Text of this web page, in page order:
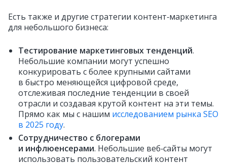
Есть также и другие стратегии контент‑маркетинга
для небольшого бизнеса:
Тестирование маркетинговых тенденций.
Небольшие компании могут успешно
конкурировать с более крупными сайтами
в быстро меняющейся цифровой среде,
отслеживая последние тенденции в своей
отрасли и создавая крутой контент на эти темы.
Прямо как мы с нашим исследованием рынка SEO
в 2025 году.
Сотрудничество с блогерами
и инфлюенсерами. Небольшие веб‑сайты могут
использовать пользовательский контент